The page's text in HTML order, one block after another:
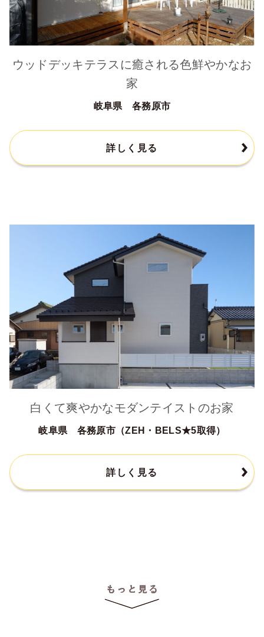
ウッドデッキテラスに癒される色鮮やかなお
家
岐阜県 各務原市
詳しく見る
白くて爽やかなモダンテイストのお家
岐阜県 各務原市（ZEH・BELS★5取得）
詳しく見る